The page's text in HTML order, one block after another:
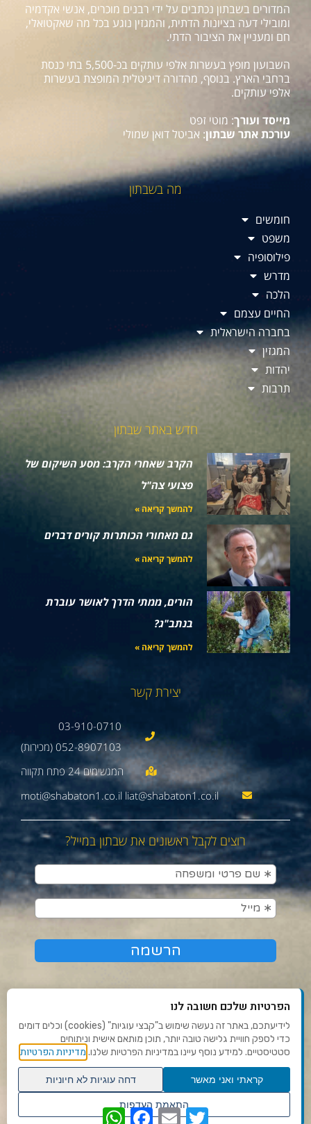
המדורים בשבתון נכתבים על ידי רבנים מוכרים, אנשי אקדמיה
ומובילי דעה בציונות הדתית, והמגזין נוגע בכל מה שאקטואלי,
חם ומעניין את הציבור הדתי.
השבועון מופץ בעשרות אלפי עותקים בכ-5,500 בתי כנסת
ברחבי הארץ. בנוסף, מהדורה דיגיטלית המופצת בעשרות
אלפי עותקים.
מייסד ועורך: מוטי זפט
עורכת אתר שבתון: אביטל דואן שמולי
מה בשבתון
חומשים
משפט
פילוסופיה
מדרש
הלכה
החיים עצמם
בחברה הישראלית
המגזין
יהדות
תרבות
חדש באתר שבתון
הקרב שאחרי הקרב: מסע השיקום של
פצועי צה"ל
להמשך קריאה »
גם מאחורי הכותרות קורים דברים
להמשך קריאה »
הורים, ממתי הדרך לאושר עוברת
בנתב"ג?
להמשך קריאה »
יצירת קשר
03-910-0710
052-8907103 (מכירות)
moti@shabaton1.co.il liat@shabaton1.co.il
רוצים לקבל ראשונים את שבתון במייל?
תנאי שימוש ומדיניות פרטיות
פנו אלינו
הצהרת נגישות
Ⓒ 2020 - כל הזכויות שמורות לשבתון WhatsAppFacebookEmailTwitter לראש
הפרטיות שלכם חשובה לנו
לידיעתכם, באתר זה נעשה שימוש ב"קבצי עוגיות" (cookies) וכלים דומים
כדי לספק חוויית גלישה טובה יותר, תוכן מותאם אישית וניתוחים
סטטיסטיים. למידע נוסף עיינו במדיניות הפרטיות שלנו. מדיניות הפרטיות
קראתי ואני מאשר
דחה עוגיות לא חיוניות
התאמת העדפות
שנו העדפות פרטיות